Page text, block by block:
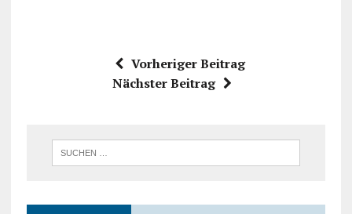
Vorheriger Beitrag
Nächster Beitrag